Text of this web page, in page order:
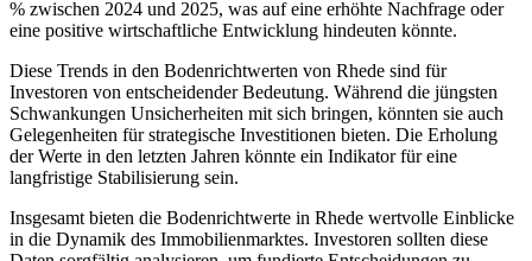
% zwischen 2024 und 2025, was auf eine erhöhte Nachfrage oder
eine positive wirtschaftliche Entwicklung hindeuten könnte.
Diese Trends in den Bodenrichtwerten von Rhede sind für
Investoren von entscheidender Bedeutung. Während die jüngsten
Schwankungen Unsicherheiten mit sich bringen, könnten sie auch
Gelegenheiten für strategische Investitionen bieten. Die Erholung
der Werte in den letzten Jahren könnte ein Indikator für eine
langfristige Stabilisierung sein.
Insgesamt bieten die Bodenrichtwerte in Rhede wertvolle Einblicke
in die Dynamik des Immobilienmarktes. Investoren sollten diese